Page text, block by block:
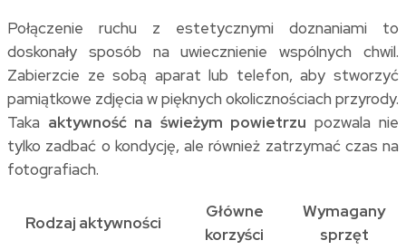
Połączenie ruchu z estetycznymi doznaniami to
doskonały sposób na uwiecznienie wspólnych chwil.
Zabierzcie ze sobą aparat lub telefon, aby stworzyć
pamiątkowe zdjęcia w pięknych okolicznościach przyrody.
Taka aktywność na świeżym powietrzu pozwala nie
tylko zadbać o kondycję, ale również zatrzymać czas na
fotografiach.
Rodzaj aktywności
Główne
korzyści
Wymagany
sprzęt